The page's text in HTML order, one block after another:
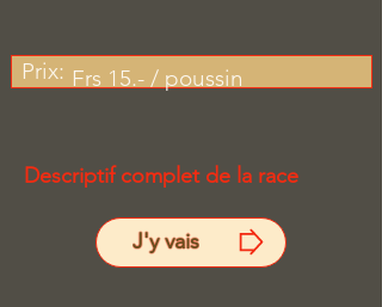
Prix: Frs 15.- / poussin
Descriptif complet de la race
J'y vais